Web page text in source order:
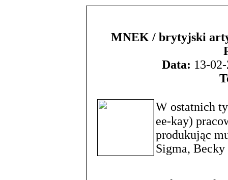
MNEK / brytyjski
Data: 13-
W ostatnich
ee-kay)
produkując
Sigma,